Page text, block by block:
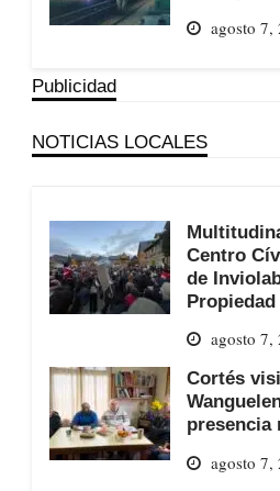
agosto 7,
Publicidad
NOTICIAS LOCALES
Centro
de
Propiedad
agosto 7,
Cortés
presencia
agosto 7,